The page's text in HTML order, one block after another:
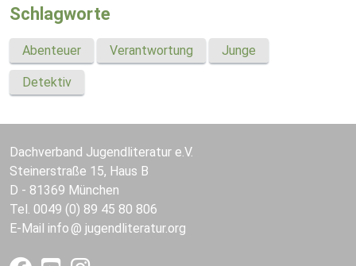
Schlagworte
Abenteuer Verantwortung Junge
Detektiv
Dachverband Jugendliteratur e.V.
Steinerstraße 15, Haus B
D - 81369 München
Tel. 0049 (0) 89 45 80 806
E-Mail info jugendliteratur.org